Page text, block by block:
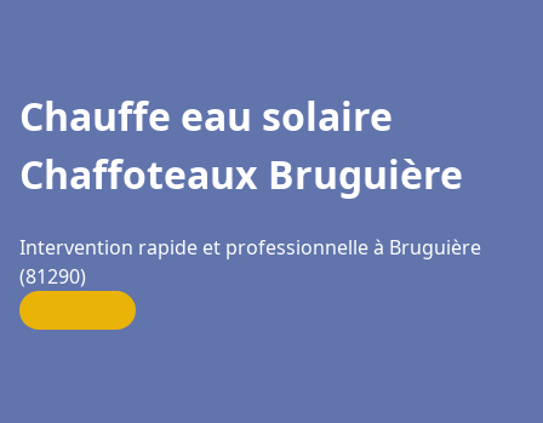
Chauffe eau solaire
Chaffoteaux Bruguière
Intervention rapide et professionnelle à Bruguière
(81290)